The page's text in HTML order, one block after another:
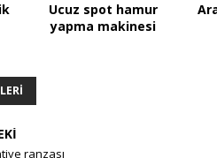
Ucuz spot hamur
yapma makinesi
ranzası